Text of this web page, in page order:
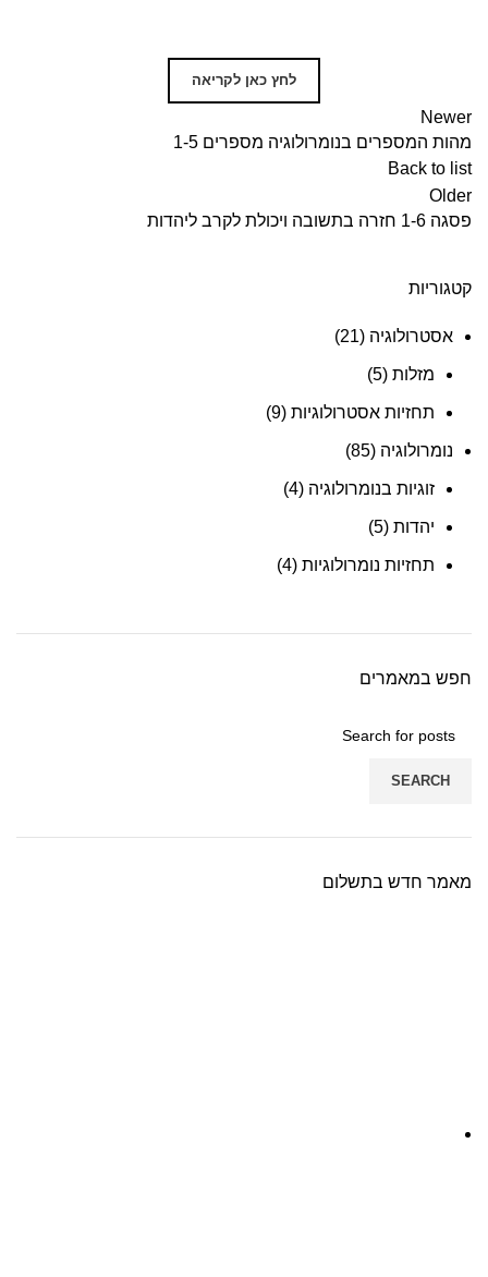
לחץ כאן לקריאה
Newer
מהות המספרים בנומרולוגיה מספרים 1-5
Back to list
Older
פסגה 1-6 חזרה בתשובה ויכולת לקרב ליהדות
קטגוריות
אסטרולוגיה (21)
מזלות (5)
תחזיות אסטרולוגיות (9)
נומרולוגיה (85)
זוגיות בנומרולוגיה (4)
יהדות (5)
תחזיות נומרולוגיות (4)
חפש במאמרים
SEARCH
מאמר חדש בתשלום